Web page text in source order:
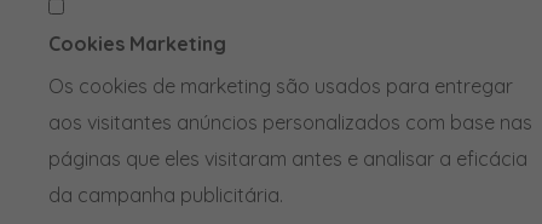
Cookies Marketing
Os cookies de marketing são usados para entregar
aos visitantes anúncios personalizados com base nas
páginas que eles visitaram antes e analisar a eficácia
da campanha publicitária.